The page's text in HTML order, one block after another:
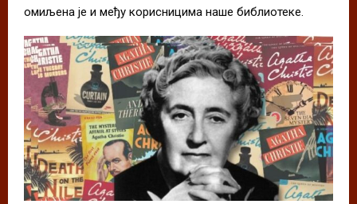
омиљена је и међу корисницима наше библиотеке.